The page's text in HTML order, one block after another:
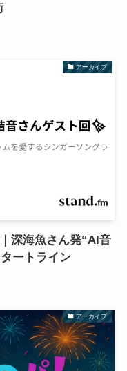
アーカイブ
深海魚さん発“AI音
ートライン
アーカイブ